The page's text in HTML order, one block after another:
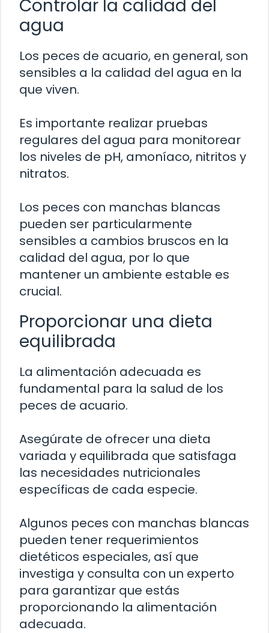
Controlar la calidad del
agua
Los peces de acuario, en general, son
sensibles a la calidad del agua en la
que viven.
Es importante realizar pruebas
regulares del agua para monitorear
los niveles de pH, amoníaco, nitritos y
nitratos.
Los peces con manchas blancas
pueden ser particularmente
sensibles a cambios bruscos en la
calidad del agua, por lo que
mantener un ambiente estable es
crucial.
Proporcionar una dieta
equilibrada
La alimentación adecuada es
fundamental para la salud de los
peces de acuario.
Asegúrate de ofrecer una dieta
variada y equilibrada que satisfaga
las necesidades nutricionales
específicas de cada especie.
Algunos peces con manchas blancas
pueden tener requerimientos
dietéticos especiales, así que
investiga y consulta con un experto
para garantizar que estás
proporcionando la alimentación
adecuada.